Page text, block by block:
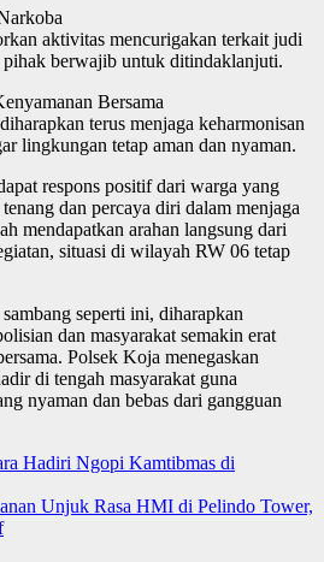
aktivitas mencurigakan terkait judi
pihak berwajib untuk ditindaklanjuti.
Bersama
terus menjaga keharmonisan
lingkungan tetap aman dan nyaman.
respons positif dari warga yang
dan percaya diri dalam menjaga
mendapatkan arahan langsung dari
situasi di wilayah RW 06 tetap
seperti ini, diharapkan
dan masyarakat semakin erat
Polsek Koja menegaskan
di tengah masyarakat guna
nyaman dan bebas dari gangguan
Hadiri Ngopi Kamtibmas di
Unjuk Rasa HMI di Pelindo Tower,